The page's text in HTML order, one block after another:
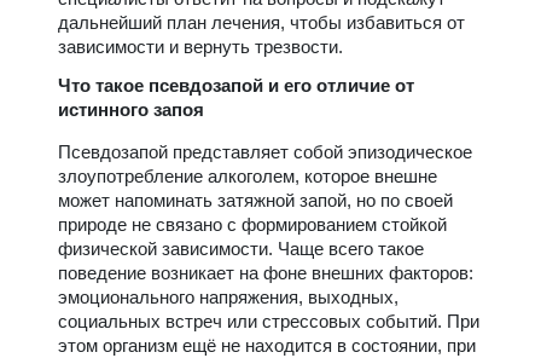
дальнейший план лечения, чтобы избавиться от
зависимости и вернуть трезвости.
Что такое псевдозапой и его отличие от
истинного запоя
Псевдозапой представляет собой эпизодическое
злоупотребление алкоголем, которое внешне
может напоминать затяжной запой, но по своей
природе не связано с формированием стойкой
физической зависимости. Чаще всего такое
поведение возникает на фоне внешних факторов:
эмоционального напряжения, выходных,
социальных встреч или стрессовых событий. При
этом организм ещё не находится в состоянии, при